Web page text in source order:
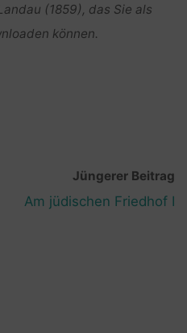
(1859), das Sie als
können.
Jüngerer Beitrag
Am jüdischen Friedhof I